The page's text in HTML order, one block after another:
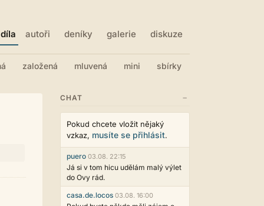
díla autoři deníky galerie diskuze
založená mluvená mini sbírky
CHAT −
Pokud chcete vložit nějaký
vzkaz, musíte se přihlásit.
puero 03.08. 22:15
Já si v tom hicu udělám malý výlet
do Ovy rád.
casa.de.locos 03.08. 16:00